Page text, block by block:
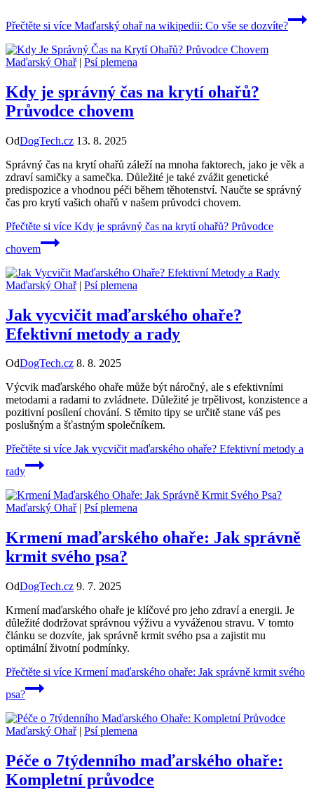
Přečtěte si více Maďarský ohař na wikipedii: Co vše se dozvíte?
Maďarský Ohař| Psí plemena
Kdy je správný čas na krytí ohařů?
Průvodce chovem
OdDogTech.cz 13. 8. 2025
Správný čas na krytí ohařů záleží na mnoha faktorech, jako je věk a
zdraví samičky a samečka. Důležité je také zvážit genetické
predispozice a vhodnou péči během těhotenství. Naučte se správný
čas pro krytí vašich ohařů v našem průvodci chovem.
Přečtěte si více Kdy je správný čas na krytí ohařů? Průvodce
chovem
Maďarský Ohař| Psí plemena
Jak vycvičit maďarského ohaře?
Efektivní metody a rady
OdDogTech.cz 8. 8. 2025
Výcvik maďarského ohaře může být náročný, ale s efektivními
metodami a radami to zvládnete. Důležité je trpělivost, konzistence a
pozitivní posílení chování. S těmito tipy se určitě stane váš pes
poslušným a šťastným společníkem.
Přečtěte si více Jak vycvičit maďarského ohaře? Efektivní metody a
rady
Maďarský Ohař| Psí plemena
Krmení maďarského ohaře: Jak správně
krmit svého psa?
OdDogTech.cz 9. 7. 2025
Krmení maďarského ohaře je klíčové pro jeho zdraví a energii. Je
důležité dodržovat správnou výživu a vyváženou stravu. V tomto
článku se dozvíte, jak správně krmit svého psa a zajistit mu
optimální životní podmínky.
Přečtěte si více Krmení maďarského ohaře: Jak správně krmit svého
psa?
Maďarský Ohař| Psí plemena
Péče o 7týdenního maďarského ohaře:
Kompletní průvodce